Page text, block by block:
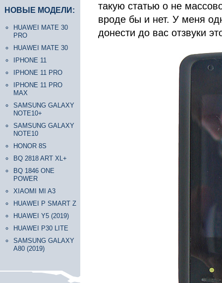
НОВЫЕ МОДЕЛИ:
HUAWEI MATE 30
PRO
HUAWEI MATE 30
IPHONE 11
IPHONE 11 PRO
IPHONE 11 PRO
MAX
SAMSUNG GALAXY
NOTE10+
SAMSUNG GALAXY
NOTE10
HONOR 8S
BQ 2818 ART XL+
BQ 1846 ONE
POWER
XIAOMI MI A3
HUAWEI P SMART Z
HUAWEI Y5 (2019)
HUAWEI P30 LITE
SAMSUNG GALAXY
A80 (2019)
такую статью о не
вроде бы и нет. У меня
донести до вас отзвуки